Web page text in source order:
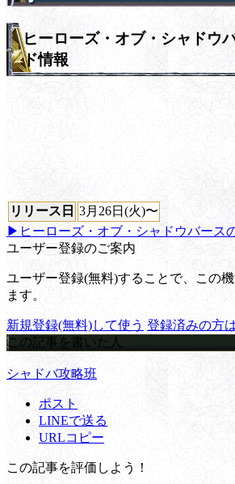
ヒーローズ・オブ・シャドウ
ド情報
リリース日 3月26日(火)〜
▶ヒーローズ・オブ・シャドウバース
ユーザー登録のご案内
ユーザー登録(無料)することで、この
ます。
新規登録(無料)して使う 登録済みの方
この記事を書いた人
シャドバ攻略班
ポスト
LINEで送る
URLコピー
この記事を評価しよう！